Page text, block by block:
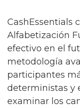
CashEssentials
Alfabetización
efectivo en el
metodología
participantes
deterministas y
examinar los